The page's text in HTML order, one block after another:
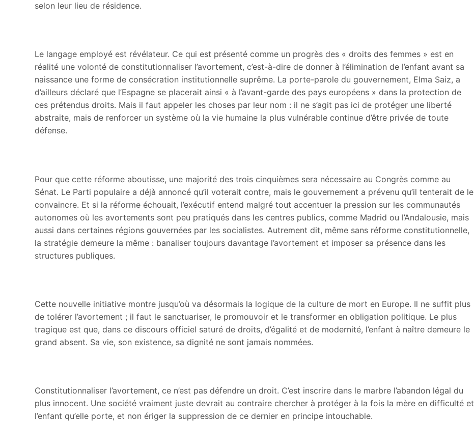
selon leur lieu de résidence.
Le langage employé est révélateur. Ce qui est présenté comme un progrès des « droits des femmes » est en
réalité une volonté de constitutionnaliser l’avortement, c’est-à-dire de donner à l’élimination de l’enfant avant sa
naissance une forme de consécration institutionnelle suprême. La porte-parole du gouvernement, Elma Saiz, a
d’ailleurs déclaré que l’Espagne se placerait ainsi « à l’avant-garde des pays européens » dans la protection de
ces prétendus droits. Mais il faut appeler les choses par leur nom : il ne s’agit pas ici de protéger une liberté
abstraite, mais de renforcer un système où la vie humaine la plus vulnérable continue d’être privée de toute
défense.
Pour que cette réforme aboutisse, une majorité des trois cinquièmes sera nécessaire au Congrès comme au
Sénat. Le Parti populaire a déjà annoncé qu’il voterait contre, mais le gouvernement a prévenu qu’il tenterait de le
convaincre. Et si la réforme échouait, l’exécutif entend malgré tout accentuer la pression sur les communautés
autonomes où les avortements sont peu pratiqués dans les centres publics, comme Madrid ou l’Andalousie, mais
aussi dans certaines régions gouvernées par les socialistes. Autrement dit, même sans réforme constitutionnelle,
la stratégie demeure la même : banaliser toujours davantage l’avortement et imposer sa présence dans les
structures publiques.
Cette nouvelle initiative montre jusqu’où va désormais la logique de la culture de mort en Europe. Il ne suffit plus
de tolérer l’avortement ; il faut le sanctuariser, le promouvoir et le transformer en obligation politique. Le plus
tragique est que, dans ce discours officiel saturé de droits, d’égalité et de modernité, l’enfant à naître demeure le
grand absent. Sa vie, son existence, sa dignité ne sont jamais nommées.
Constitutionnaliser l’avortement, ce n’est pas défendre un droit. C’est inscrire dans le marbre l’abandon légal du
plus innocent. Une société vraiment juste devrait au contraire chercher à protéger à la fois la mère en difficulté et
l’enfant qu’elle porte, et non ériger la suppression de ce dernier en principe intouchable.